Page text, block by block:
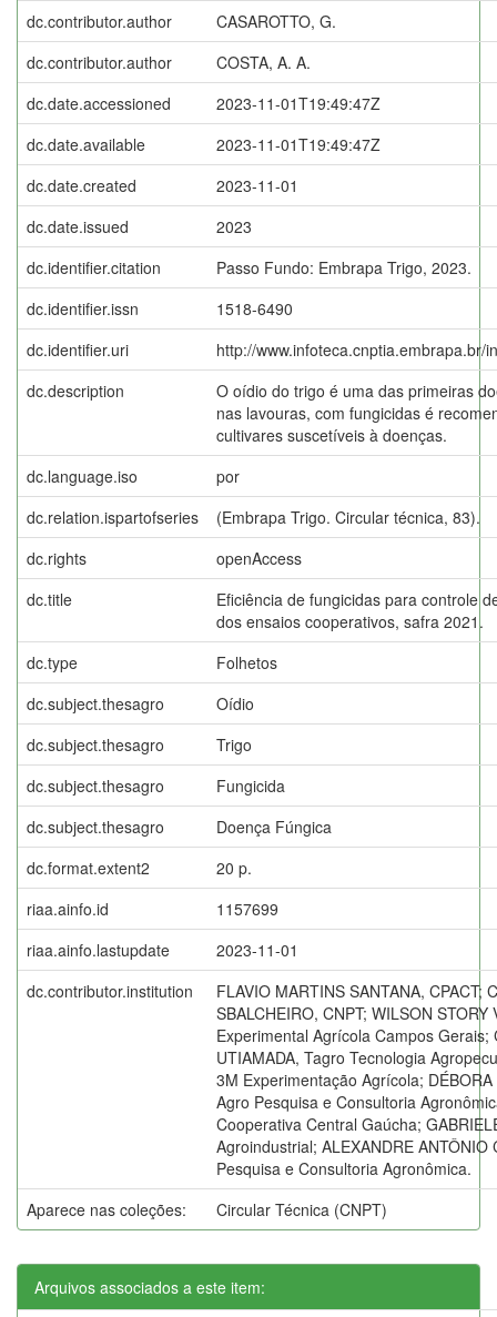
dc.contributor.author
CASAROTTO, G.
dc.contributor.author
COSTA, A. A.
dc.date.accessioned
2023-11-01T19:49:47Z
dc.date.available
2023-11-01T19:49:47Z
dc.date.created
2023-11-01
dc.date.issued
2023
dc.identifier.citation
Passo Fundo: Embrapa Trigo, 2023.
dc.identifier.issn
1518-6490
dc.identifier.uri
http://www.infoteca.cnptia.embrapa.br/
dc.description
O oídio do trigo é uma das primeiras
nas lavouras, com fungicidas é
cultivares suscetíveis à doenças.
dc.language.iso
por
dc.relation.ispartofseries
(Embrapa Trigo. Circular técnica, 83).
dc.rights
openAccess
dc.title
Eficiência de fungicidas para controle
dos ensaios cooperativos, safra 2021.
dc.type
Folhetos
dc.subject.thesagro
Oídio
dc.subject.thesagro
Trigo
dc.subject.thesagro
Fungicida
dc.subject.thesagro
Doença Fúngica
dc.format.extent2
20 p.
riaa.ainfo.id
1157699
riaa.ainfo.lastupdate
2023-11-01
dc.contributor.institution
FLAVIO MARTINS SANTANA, CPACT;
SBALCHEIRO, CNPT; WILSON
Experimental Agrícola Campos Gerais;
UTIAMADA, Tagro Tecnologia
3M Experimentação Agrícola;
Agro Pesquisa e Consultoria
Cooperativa Central Gaúcha;
Agroindustrial; ALEXANDRE ANTÔNIO
Pesquisa e Consultoria Agronômica.
Aparece nas coleções:
Circular Técnica (CNPT)
Arquivos associados a este item: